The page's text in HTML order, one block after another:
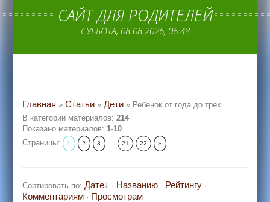
САЙТ ДЛЯ РОДИТЕЛЕЙ
СУББОТА, 08.08.2026, 06:48
Главная »Статьи »Дети » Ребенок от года до трех
В категории материалов:214
Показано материалов:1-10
Страницы: 1 2 3 ... 21 22 »
Сортировать по:Дате · Названию · Рейтингу ·
Комментариям · Просмотрам